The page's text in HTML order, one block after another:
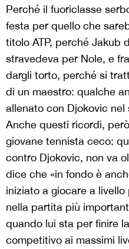
Perché il fuoriclasse
festa per quello che
titolo ATP, perché Jakub
stravedeva per Nole, e
dargli torto, perché si
di un maestro: qualche
allenato con Djokovic
Anche questi ricordi,
giovane tennista ceco:
contro Djokovic, non va
dice che «in fondo è
iniziato a giocare a
nella partita più
quando lui sta per finire
competitivo ai massimi